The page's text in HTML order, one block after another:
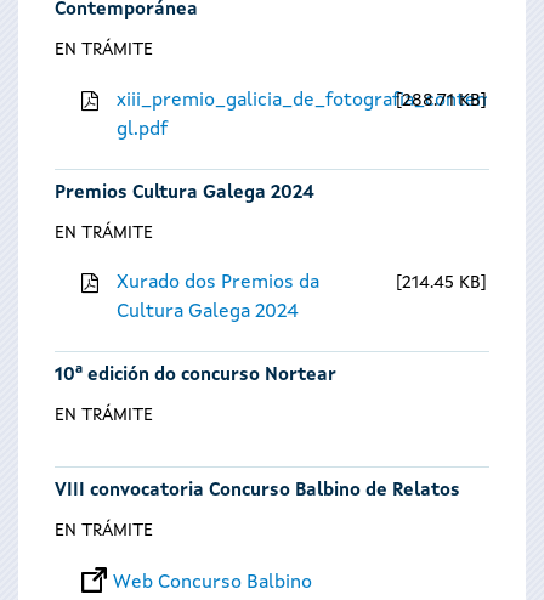
Contemporánea
EN TRÁMITE
gl.pdf
288.71 KB
Premios Cultura Galega 2024
EN TRÁMITE
Xurado dos Premios da
Cultura Galega 2024
214.45 KB
10ª edición do concurso Nortear
EN TRÁMITE
VIII convocatoria Concurso Balbino de Relatos
EN TRÁMITE
Web Concurso Balbino